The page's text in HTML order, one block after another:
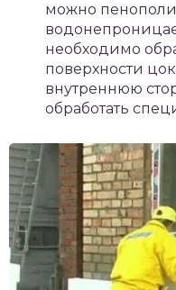
можно
необходимо
поверхности
внутреннюю
обработать